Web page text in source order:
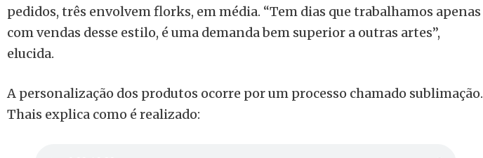
pedidos, três envolvem florks, em média. “Tem dias que trabalhamos apenas
com vendas desse estilo, é uma demanda bem superior a outras artes”,
elucida.
A personalização dos produtos ocorre por um processo chamado sublimação.
Thais explica como é realizado: